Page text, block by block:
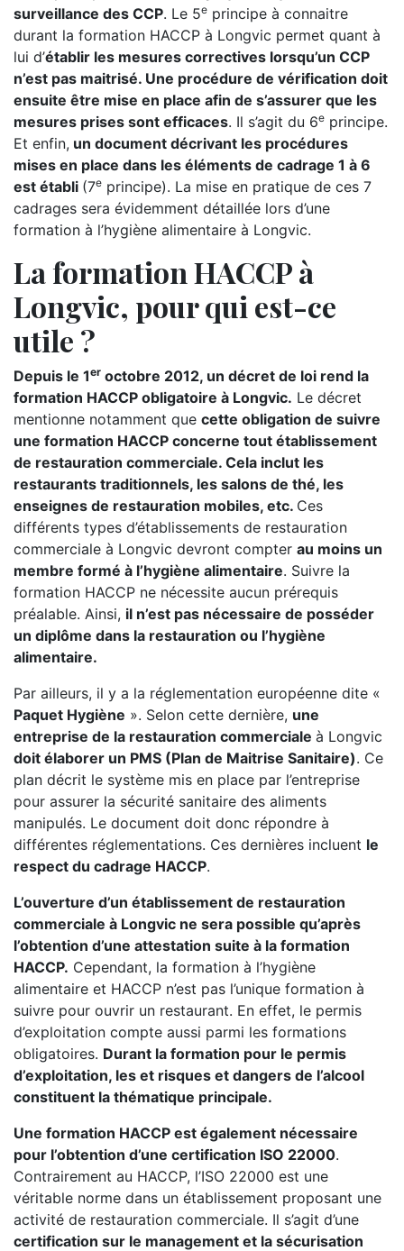
surveillance des CCP. Le 5e principe à connaitre
durant la formation HACCP à Longvic permet quant à
lui d’établir les mesures correctives lorsqu’un CCP
n’est pas maitrisé. Une procédure de vérification doit
ensuite être mise en place afin de s’assurer que les
mesures prises sont efficaces. Il s’agit du 6e principe.
Et enfin, un document décrivant les procédures
mises en place dans les éléments de cadrage 1 à 6
est établi (7e principe). La mise en pratique de ces 7
cadrages sera évidemment détaillée lors d’une
formation à l’hygiène alimentaire à Longvic.
La formation HACCP à
Longvic, pour qui est-ce
utile ?
Depuis le 1er octobre 2012, un décret de loi rend la
formation HACCP obligatoire à Longvic. Le décret
mentionne notamment que cette obligation de suivre
une formation HACCP concerne tout établissement
de restauration commerciale. Cela inclut les
restaurants traditionnels, les salons de thé, les
enseignes de restauration mobiles, etc. Ces
différents types d’établissements de restauration
commerciale à Longvic devront compter au moins un
membre formé à l’hygiène alimentaire. Suivre la
formation HACCP ne nécessite aucun prérequis
préalable. Ainsi, il n’est pas nécessaire de posséder
un diplôme dans la restauration ou l’hygiène
alimentaire.
Par ailleurs, il y a la réglementation européenne dite «
Paquet Hygiène ». Selon cette dernière, une
entreprise de la restauration commerciale à Longvic
doit élaborer un PMS (Plan de Maitrise Sanitaire). Ce
plan décrit le système mis en place par l’entreprise
pour assurer la sécurité sanitaire des aliments
manipulés. Le document doit donc répondre à
différentes réglementations. Ces dernières incluent le
respect du cadrage HACCP.
L’ouverture d’un établissement de restauration
commerciale à Longvic ne sera possible qu’après
l’obtention d’une attestation suite à la formation
HACCP. Cependant, la formation à l’hygiène
alimentaire et HACCP n’est pas l’unique formation à
suivre pour ouvrir un restaurant. En effet, le permis
d’exploitation compte aussi parmi les formations
obligatoires. Durant la formation pour le permis
d’exploitation, les et risques et dangers de l’alcool
constituent la thématique principale.
Une formation HACCP est également nécessaire
pour l’obtention d’une certification ISO 22000.
Contrairement au HACCP, l’ISO 22000 est une
véritable norme dans un établissement proposant une
activité de restauration commerciale. Il s’agit d’une
certification sur le management et la sécurisation